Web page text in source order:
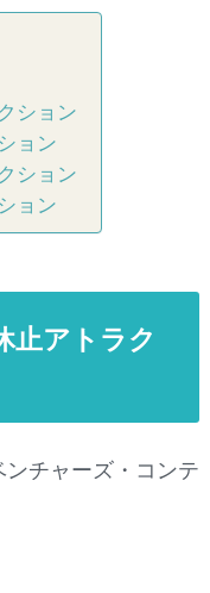
ション
ョン
ション
ョン
止アトラク